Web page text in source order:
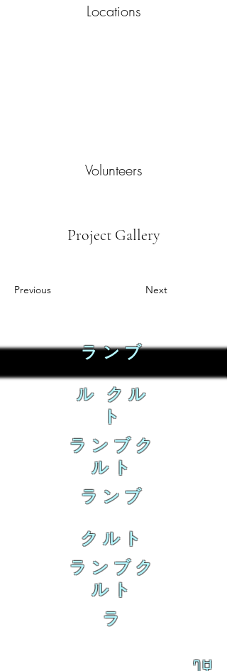
Locations
Volunteers
Project Gallery
Previous Next
ランブ
ル クル
ト
ランブク
ルト
ランブ
クルト
ランブク
ルト
ラ